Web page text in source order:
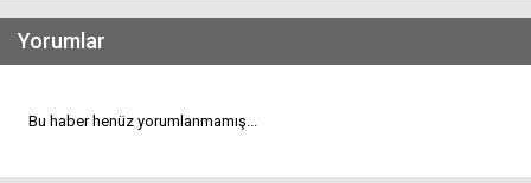
Yorumlar
Bu haber henüz yorumlanmamış...